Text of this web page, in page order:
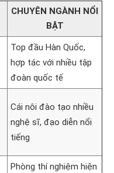
CHUYÊN NGÀNH NỔI
BẬT
Top đầu Hàn Quốc,
hợp tác với nhiều tập
đoàn quốc tế
Cái nôi đào tạo nhiều
nghệ sĩ, đạo diễn nổi
tiếng
Phòng thí nghiệm hiện